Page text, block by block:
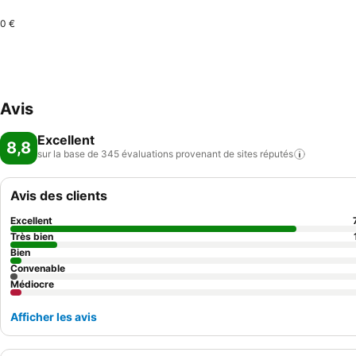
0 €
Avis
8,8 Excellent
sur la base de 345 évaluations provenant de sites réputés
Avis des clients
Excellent
Très bien
Bien
Convenable
Médiocre
Afficher les avis